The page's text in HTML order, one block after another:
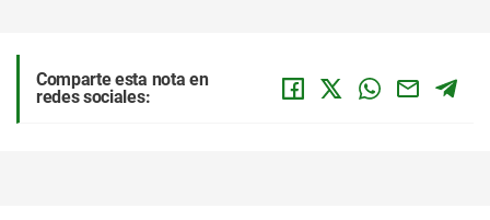
Comparte esta nota en
redes sociales: